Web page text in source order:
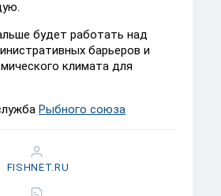
будет работать над
барьеров и
климата для
Рыбного союза
FISHNET.RU